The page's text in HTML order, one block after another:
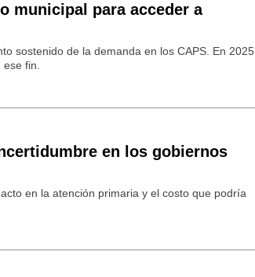
municipal para acceder a
sostenido de la demanda en los CAPS. En 2025,
fin.
en los gobiernos
en la atención primaria y el costo que podría